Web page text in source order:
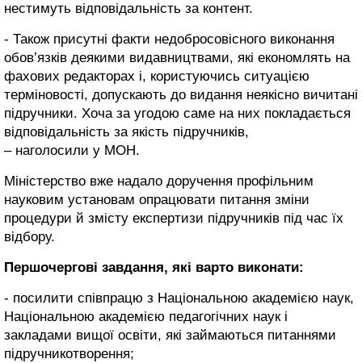
нестимуть відповідальність за контент.
- Також присутні факти недобросовісного виконання
обов’язків деякими видавництвами, які економлять на
фахових редакторах і, користуючись ситуацією
терміновості, допускають до видання неякісно вичитані
підручники. Хоча за угодою саме на них покладається
відповідальність за якість підручників,
– наголосили у МОН.
Міністерство вже надало доручення профільним
науковим установам опрацювати питання зміни
процедури й змісту експертизи підручників під час їх
відбору.
Першочергові завдання, які варто виконати:
- посилити співпрацю з Національною академією наук,
Національною академією педагогічних наук і
закладами вищої освіти, які займаються питаннями
підручникотворення;